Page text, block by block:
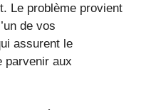
Le problème provient
de vos
assurent le
parvenir aux